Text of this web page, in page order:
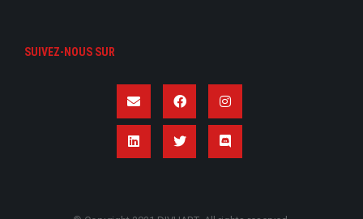
SUIVEZ-NOUS SUR